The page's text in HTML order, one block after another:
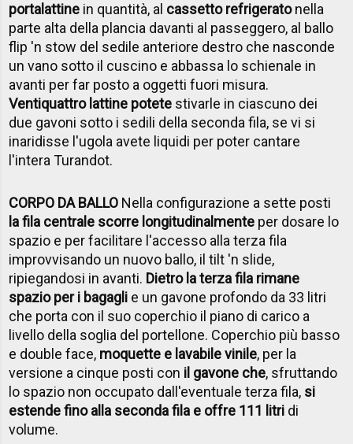
portalattine in quantità, al cassetto refrigeratonella
parte alta della plancia davanti al passeggero, al ballo
flip 'n stow del sedile anteriore destro che nasconde
un vano sotto il cuscino e abbassa lo schienale in
avanti per far posto a oggetti fuori misura.
Ventiquattro lattine potete stivarle in ciascuno dei
due gavoni sotto i sedili della seconda fila, se vi si
inaridisse l'ugola avete liquidi per poter cantare
l'intera Turandot.
CORPO DA BALLO Nella configurazione a sette posti
la fila centrale scorre longitudinalmente per dosare lo
spazio e per facilitare l'accesso alla terza fila
improvvisando un nuovo ballo, il tilt 'n slide,
ripiegandosi in avanti. Dietro la terza fila rimane
spazio per i bagagli e un gavone profondo da 33 litri
che porta con il suo coperchio il piano di carico a
livello della soglia del portellone. Coperchio più basso
e double face, moquette e lavabile vinile, per la
versione a cinque posti con il gavone che, sfruttando
lo spazio non occupato dall'eventuale terza fila, si
estende fino alla seconda fila e offre 111 litri di
volume.